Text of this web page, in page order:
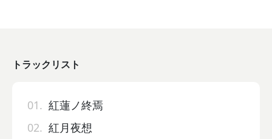
トラックリスト
01. 紅蓮ノ終焉
02. 紅月夜想